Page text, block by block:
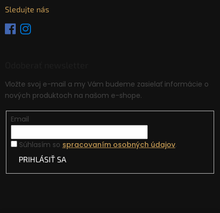
Sledujte nás
Vložte svoj e-mail a my Vám budeme zasielať informácie o
nových produktoch na našom e-shope.
Email
Súhlasím so spracovaním osobných údajov.
PRIHLÁSIŤ SA